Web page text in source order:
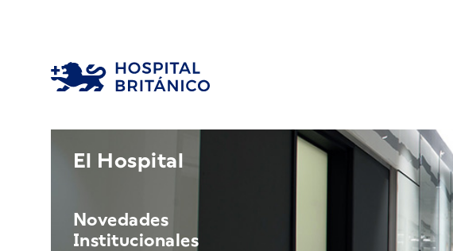
El Hospital
Novedades
Institucionales